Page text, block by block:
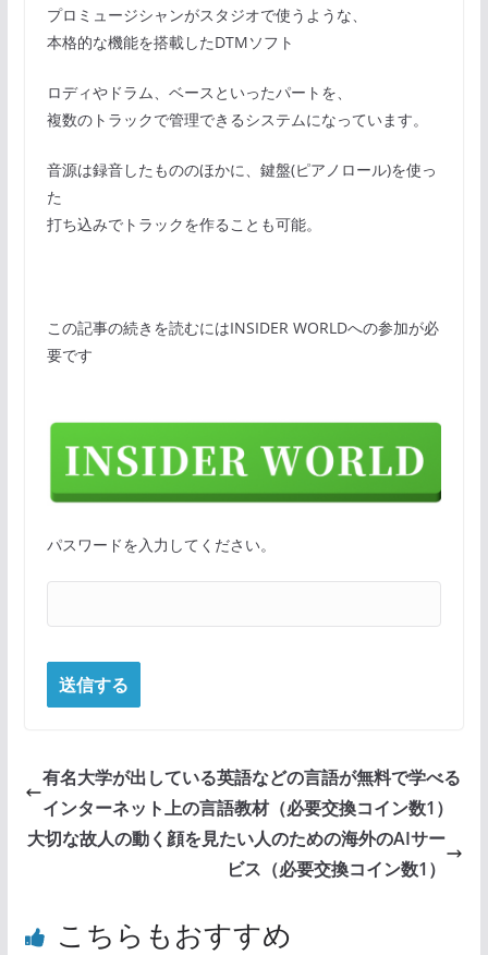
プロミュージシャンがスタジオで使うような、
本格的な機能を搭載したDTMソフト
ロディやドラム、ベースといったパートを、
複数のトラックで管理できるシステムになっています。
音源は録音したもののほかに、鍵盤(ピアノロール)を使っ
た
打ち込みでトラックを作ることも可能。
この記事の続きを読むにはINSIDER WORLDへの参加が必
要です
パスワードを入力してください。
有名大学が出している英語などの言語が無料で学べる
インターネット上の言語教材（必要交換コイン数1）
大切な故人の動く顔を見たい人のための海外のAIサー
ビス（必要交換コイン数1）
こちらもおすすめ